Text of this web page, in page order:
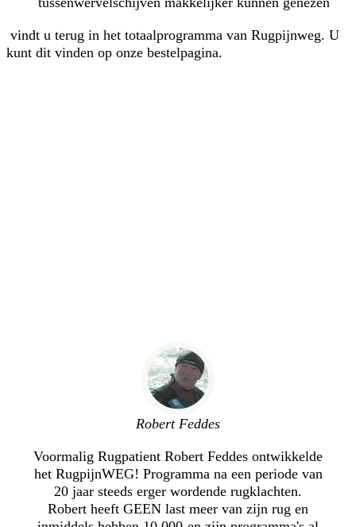
vindt u terug in het totaalprogramma van Rugpijnweg. U
kunt dit vinden op onze bestelpagina.
Robert Feddes
Voormalig Rugpatient Robert Feddes ontwikkelde
het RugpijnWEG! Programma na een periode van
20 jaar steeds erger wordende rugklachten.
Robert heeft GEEN last meer van zijn rug en